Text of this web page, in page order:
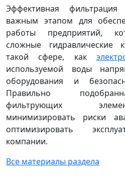
Эффективная фильтрация
важным этапом для
работы предприятий,
сложные гидравлические
такой сфере, как
используемой воды
оборудования и
Правильно
фильтрующих
минимизировать риски
оптимизировать
компании.
Все материалы раздела